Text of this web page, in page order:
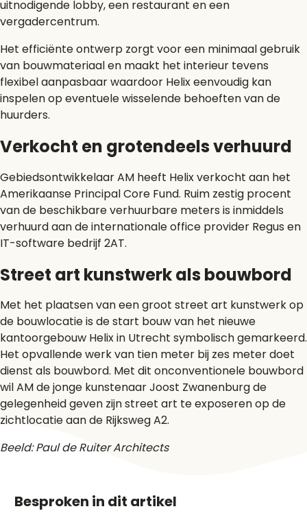
uitnodigende lobby, een restaurant en een
vergadercentrum.
Het efficiënte ontwerp zorgt voor een minimaal gebruik
van bouwmateriaal en maakt het interieur tevens
flexibel aanpasbaar waardoor Helix eenvoudig kan
inspelen op eventuele wisselende behoeften van de
huurders.
Verkocht en grotendeels verhuurd
Gebiedsontwikkelaar AM heeft Helix verkocht aan het
Amerikaanse Principal Core Fund. Ruim zestig procent
van de beschikbare verhuurbare meters is inmiddels
verhuurd aan de internationale office provider Regus en
IT-software bedrijf 2AT.
Street art kunstwerk als bouwbord
Met het plaatsen van een groot street art kunstwerk op
de bouwlocatie is de start bouw van het nieuwe
kantoorgebouw Helix in Utrecht symbolisch gemarkeerd.
Het opvallende werk van tien meter bij zes meter doet
dienst als bouwbord. Met dit onconventionele bouwbord
wil AM de jonge kunstenaar Joost Zwanenburg de
gelegenheid geven zijn street art te exposeren op de
zichtlocatie aan de Rijksweg A2.
Beeld: Paul de Ruiter Architects
Besproken in dit artikel